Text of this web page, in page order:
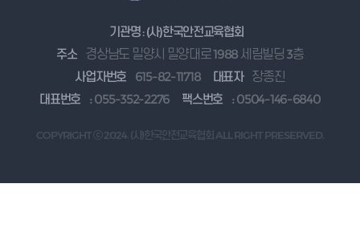
기관명 : (사)한국안전교육협회
주소
경상남도 밀양시 밀양대로 1988 세림빌딩 3층
사업자번호
615-82-11718 대표자 장종진
대표번호
: 055-352-2276 팩스번호 : 0504-146-6840
COPYRIGHT ⓒ 2024. (사)한국안전교육협회 ALL RIGHT PRESERVED.